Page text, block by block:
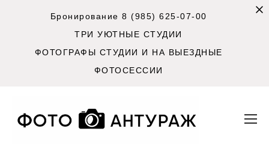
Бронирование 8 (985) 625-07-00
ТРИ УЮТНЫЕ СТУДИИ
ФОТОГРАФЫ СТУДИИ И НА ВЫЕЗДНЫЕ
ФОТОСЕССИИ